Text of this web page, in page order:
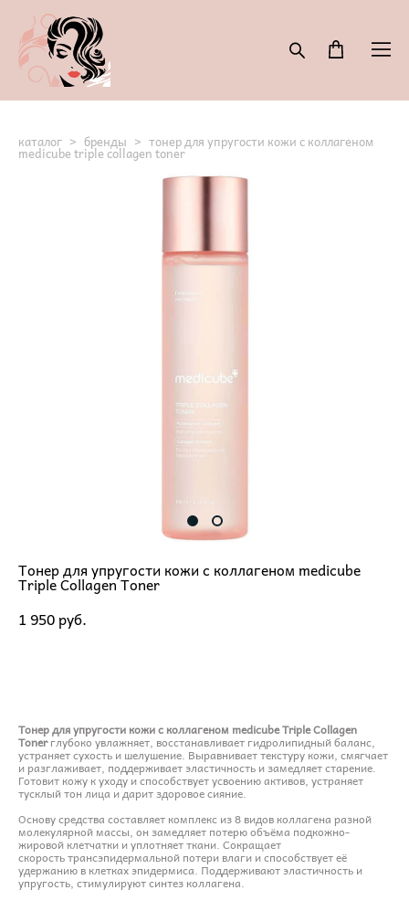
каталог > бренды > тонер для упругости кожи с коллагеном
medicube triple collagen toner
Тонер для упругости кожи с коллагеном medicube
Triple Collagen Toner
1 950 pуб.
Тонер для упругости кожи с коллагеном medicube Triple Collagen
Tonerглубоко увлажняет, восстанавливает гидролипидный баланс,
устраняет сухость и шелушение. Выравнивает текстуру кожи, смягчает
и разглаживает, поддерживает эластичность и замедляет старение.
Готовит кожу к уходу и способствует усвоению активов, устраняет
тусклый тон лица и дарит здоровое сияние.
Основу средства составляет комплекс из 8 видов коллагена разной
молекулярной массы, он замедляет потерю объёма подкожно-
жировой клетчатки и уплотняет ткани. Сокращает
скорость трансэпидермальной потери влаги и способствует её
удержанию в клетках эпидермиса. Поддерживают эластичность и
упругость, стимулируют синтез коллагена.